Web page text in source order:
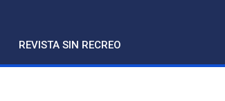
REVISTA SIN RECREO